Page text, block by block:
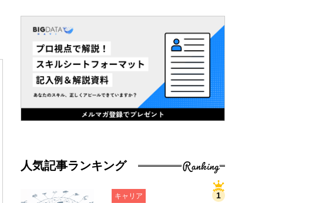
人気記事ランキング Ranking
キャリア